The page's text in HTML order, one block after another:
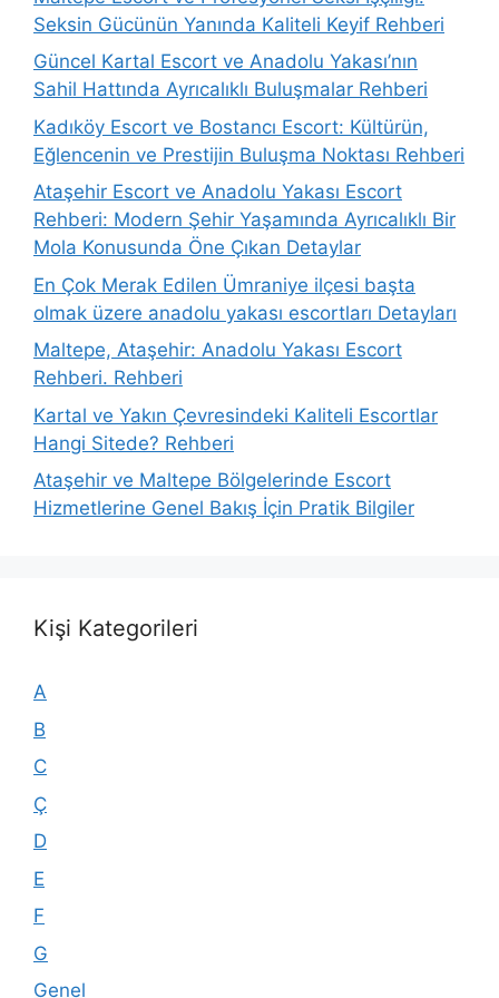
Seksin Gücünün Yanında Kaliteli Keyif Rehberi
Güncel Kartal Escort ve Anadolu Yakası’nın
Sahil Hattında Ayrıcalıklı Buluşmalar Rehberi
Kadıköy Escort ve Bostancı Escort: Kültürün,
Eğlencenin ve Prestijin Buluşma Noktası Rehberi
Ataşehir Escort ve Anadolu Yakası Escort
Rehberi: Modern Şehir Yaşamında Ayrıcalıklı Bir
Mola Konusunda Öne Çıkan Detaylar
En Çok Merak Edilen Ümraniye ilçesi başta
olmak üzere anadolu yakası escortları Detayları
Maltepe, Ataşehir: Anadolu Yakası Escort
Rehberi. Rehberi
Kartal ve Yakın Çevresindeki Kaliteli Escortlar
Hangi Sitede? Rehberi
Ataşehir ve Maltepe Bölgelerinde Escort
Hizmetlerine Genel Bakış İçin Pratik Bilgiler
Kişi Kategorileri
A
B
C
Ç
D
E
F
G
Genel